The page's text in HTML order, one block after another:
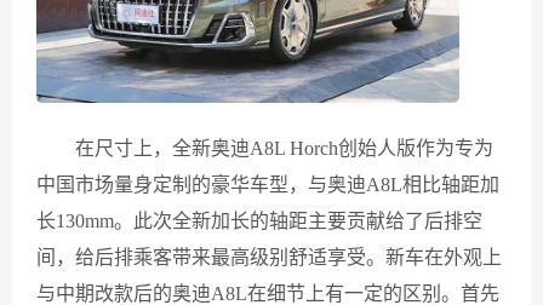
在尺寸上，全新奥迪A8L Horch创始人版作为专为
中国市场量身定制的豪华车型，与奥迪A8L相比轴距加
长130mm。此次全新加长的轴距主要贡献给了后排空
间，给后排乘客带来最高级别舒适享受。新车在外观上
与中期改款后的奥迪A8L在细节上有一定的区别。首先